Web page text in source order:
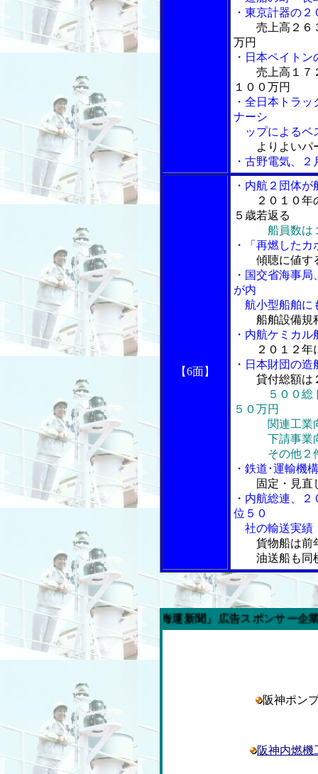
・東京計器の
売上高２６
万円
・日本ペイト
売上高１７
１００万円
・全日本トラ
ナーシ
ップによるベ
よりよいパ
・古野電気、
【6面】
・内航２団体
２０１０
５歳若返る
船員数は
・「再燃した
傾聴に値す
・国交省海事
が内
航小型船舶に
船舶設備規程
・内航ケミカ
２０１２
・日本財団の
貸付総額は
５００
５０万円
関連工業向
下請事業向
その他２件
・鉄道･運輸機
固定・見直
・内航総連、
位５０
社の輸送実績
貨物船は前
油送船も同横
の「内航海運新聞」広告スポンサー企業
阪神ポン
阪神内燃機